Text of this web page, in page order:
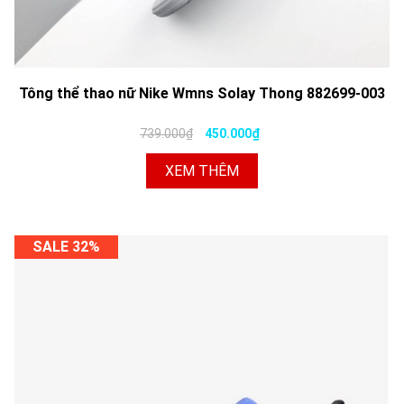
Tông thể thao nữ Nike Wmns Solay Thong 882699-003
739.000₫ 450.000₫
XEM THÊM
SALE 32%